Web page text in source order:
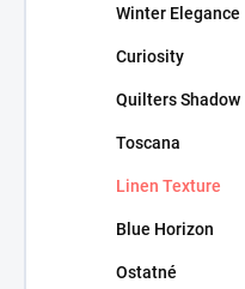
Winter Elegance
Curiosity
Quilters Shadow
Toscana
Linen Texture
Blue Horizon
Ostatné